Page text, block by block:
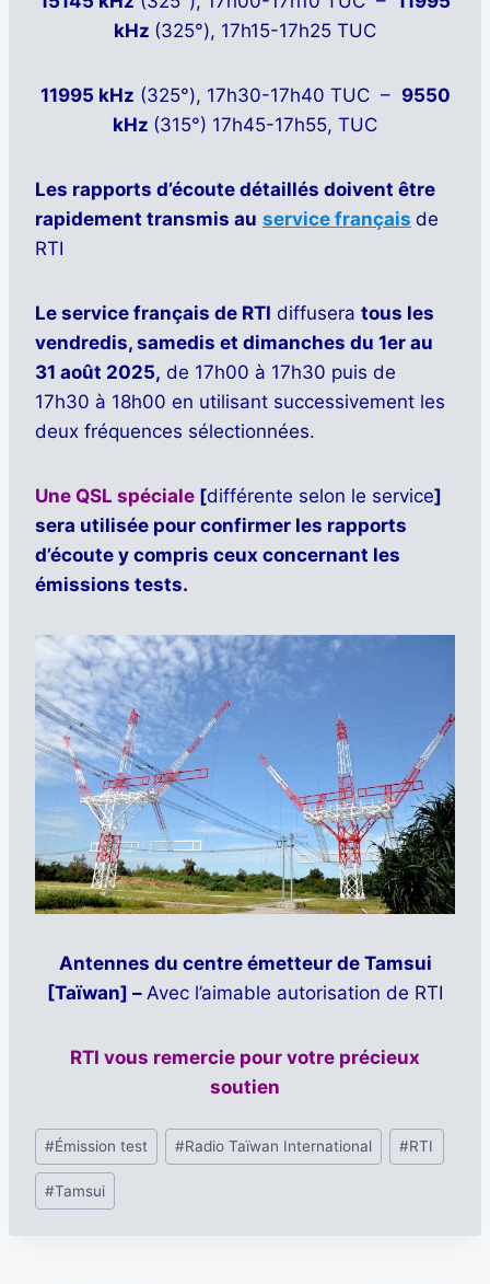
kHz (325°), 17h15-17h25 TUC
11995 kHz (325°), 17h30-17h40 TUC – 9550
kHz (315°) 17h45-17h55, TUC
Les rapports d’écoute détaillés doivent être
rapidement transmis au service français de
RTI
Le service français de RTI diffusera tous les
vendredis, samedis et dimanches du 1er au
31 août 2025, de 17h00 à 17h30 puis de
17h30 à 18h00 en utilisant successivement les
deux fréquences sélectionnées.
Une QSL spéciale [différente selon le service]
sera utilisée pour confirmer les rapports
d’écoute y compris ceux concernant les
émissions tests.
Antennes du centre émetteur de Tamsui
[Taïwan] – Avec l’aimable autorisation de RTI
RTI vous remercie pour votre précieux
soutien
Étiquettes
de
la
#Émission test #Radio Taïwan International #RTI
#Tamsui